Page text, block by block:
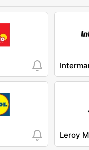
Leroy